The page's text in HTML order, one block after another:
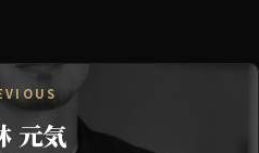
元気